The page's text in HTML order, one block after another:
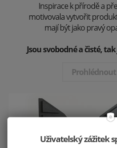
Inspirace k přírodě a
motivovala vytvořit
mají být jako pravý
Jsou svobodné a čisté,
Uživatelský zážitek